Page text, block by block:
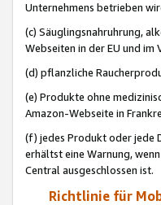
Unternehmens betrieben
(c) Säuglingsnahruhrung,
Webseiten in der EU und
(d) pflanzliche
(e) Produkte ohne
Amazon-Webseite in
(f) jedes Produkt oder jede
erhältst eine Warnung,
Central ausgeschlossen ist.
Richtlinie für